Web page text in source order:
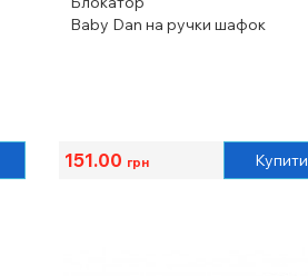
Baby Dan на ручки шафок
151.00 грн Купити